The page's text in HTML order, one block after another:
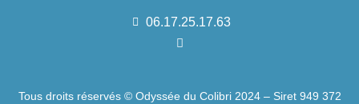
06.17.25.17.63
Tous droits réservés © Odyssée du Colibri 2024 – Siret 949 372